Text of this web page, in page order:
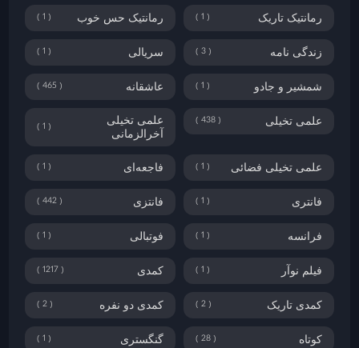
رمانتیک تاریک 1 رمانتیک حس خوب 1
زندگی نامه 3 سریالی 1
شمشیر و جادو 1 عاشقانه 465
علمی تخیلی 438
علمی تخیلی
آخرالزمانی
1
علمی تخیلی فضائی 1 فاجعه‌ای 1
فانتری 1 فانتزی 442
فرانسه 1 فوتبالی 1
فیلم نوآر 1 کمدی 1217
کمدی تاریک 2 کمدی دو نفره 2
کوتاه 28 گنگستری 1